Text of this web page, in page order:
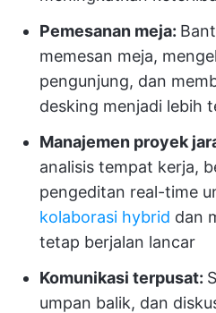
Pemesanan meja:
memesan meja,
pengunjung, dan
desking menjadi lebih
Manajemen proyek
analisis tempat kerja,
pengeditan real-time
kolaborasi hybrid dan
tetap berjalan lancar
Komunikasi terpusat:
umpan balik, dan